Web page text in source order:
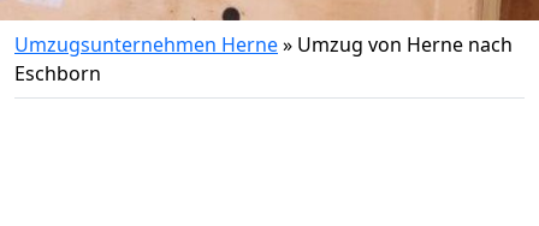
Umzugsunternehmen Herne» Umzug von Herne nach
Eschborn